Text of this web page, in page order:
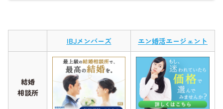
IBJメンバーズ エン婚活エージェント
結婚
相談所